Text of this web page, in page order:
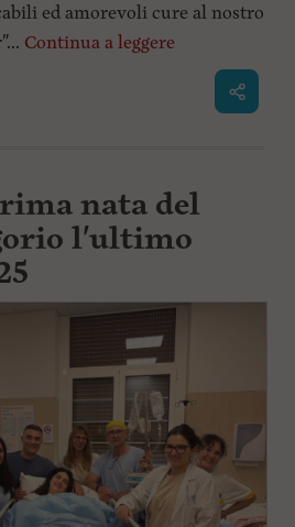
ed amorevoli cure al nostro
Continua a leggere
nata del
l'ultimo